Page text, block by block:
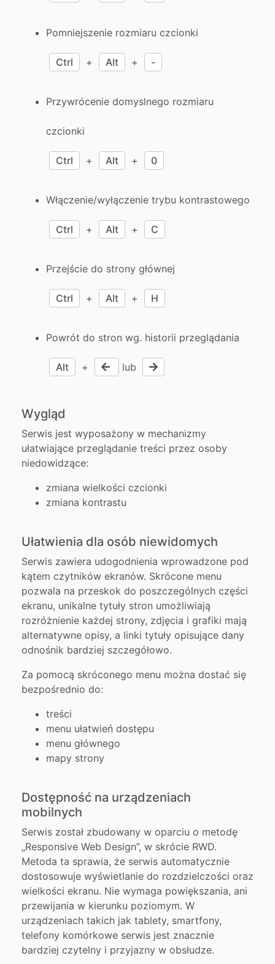
Pomniejszenie rozmiaru czcionki
Ctrl + Alt + -
Przywrócenie domyslnego rozmiaru
czcionki
Ctrl + Alt + 0
Włączenie/wyłączenie trybu kontrastowego
Ctrl + Alt + C
Przejście do strony głównej
Ctrl + Alt + H
Powrót do stron wg. historii przeglądania
Alt + lub
Wygląd
Serwis jest wyposażony w mechanizmy
ułatwiające przeglądanie treści przez osoby
niedowidzące:
zmiana wielkości czcionki
zmiana kontrastu
Ułatwienia dla osób niewidomych
Serwis zawiera udogodnienia wprowadzone pod
kątem czytników ekranów. Skrócone menu
pozwala na przeskok do poszczególnych części
ekranu, unikalne tytuły stron umożliwiają
rozróżnienie każdej strony, zdjęcia i grafiki mają
alternatywne opisy, a linki tytuły opisujące dany
odnośnik bardziej szczegółowo.
Za pomocą skróconego menu można dostać się
bezpośrednio do:
treści
menu ułatwień dostępu
menu głównego
mapy strony
Dostępność na urządzeniach
mobilnych
Serwis został zbudowany w oparciu o metodę
„Responsive Web Design”, w skrócie RWD.
Metoda ta sprawia, że serwis automatycznie
dostosowuje wyświetlanie do rozdzielczości oraz
wielkości ekranu. Nie wymaga powiększania, ani
przewijania w kierunku poziomym. W
urządzeniach takich jak tablety, smartfony,
telefony komórkowe serwis jest znacznie
bardziej czytelny i przyjazny w obsłudze.